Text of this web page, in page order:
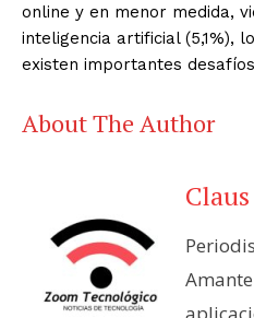
online y en menor medida,
inteligencia artificial (5,1%),
existen importantes
About The Author